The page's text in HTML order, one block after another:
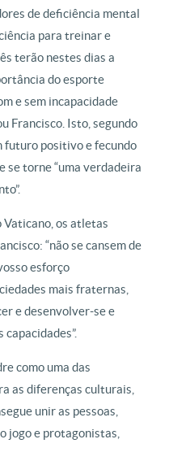
de deficiência mental
para treinar e
terão nestes dias a
do esporte
e sem incapacidade
Francisco. Isto, segundo
futuro positivo e fecundo
se torne “uma verdadeira
Vaticano, os atletas
“não se cansem de
esforço
mais fraternas,
e desenvolver-se e
como uma das
as diferenças culturais,
unir as pessoas,
jogo e protagonistas,